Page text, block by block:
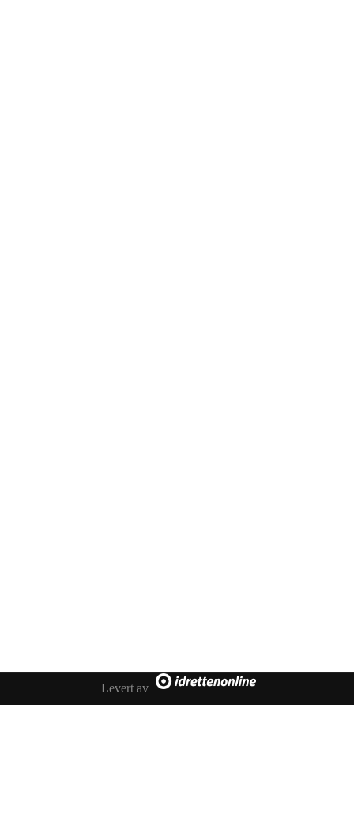
E-post: styret@fotball.melhusil.no
Levert av